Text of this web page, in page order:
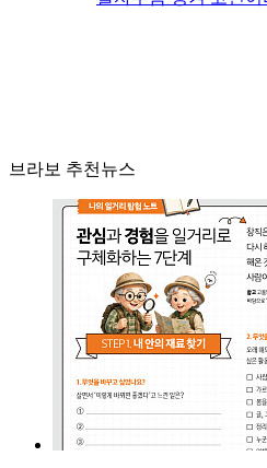
브라보 추천뉴스